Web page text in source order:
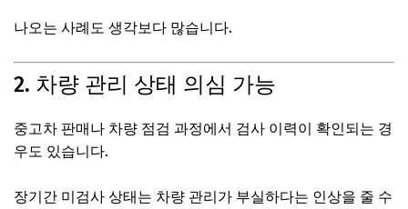
나오는 사례도 생각보다 많습니다.
2. 차량 관리 상태 의심 가능
중고차 판매나 차량 점검 과정에서 검사 이력이 확인되는 경
우도 있습니다.
장기간 미검사 상태는 차량 관리가 부실하다는 인상을 줄 수